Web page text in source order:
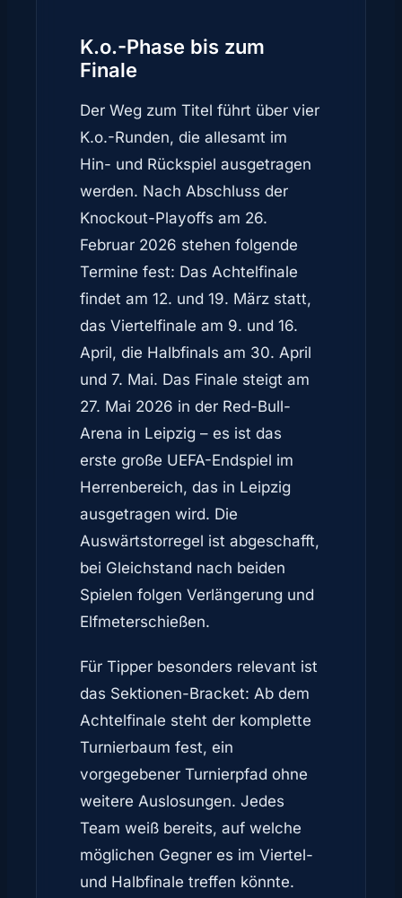
K.o.-Phase bis zum
Finale
Der Weg zum Titel führt über vier
K.o.-Runden, die allesamt im
Hin- und Rückspiel ausgetragen
werden. Nach Abschluss der
Knockout-Playoffs am 26.
Februar 2026 stehen folgende
Termine fest: Das Achtelfinale
findet am 12. und 19. März statt,
das Viertelfinale am 9. und 16.
April, die Halbfinals am 30. April
und 7. Mai. Das Finale steigt am
27. Mai 2026 in der Red-Bull-
Arena in Leipzig – es ist das
erste große UEFA-Endspiel im
Herrenbereich, das in Leipzig
ausgetragen wird. Die
Auswärtstorregel ist abgeschafft,
bei Gleichstand nach beiden
Spielen folgen Verlängerung und
Elfmeterschießen.
Für Tipper besonders relevant ist
das Sektionen-Bracket: Ab dem
Achtelfinale steht der komplette
Turnierbaum fest, ein
vorgegebener Turnierpfad ohne
weitere Auslosungen. Jedes
Team weiß bereits, auf welche
möglichen Gegner es im Viertel-
und Halbfinale treffen könnte.